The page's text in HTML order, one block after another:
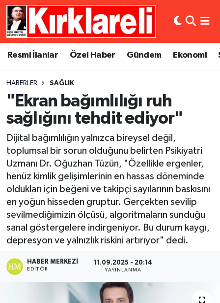
Resmi İlanlar Özel Haber Gündem Ekonomi
HABERLER SAĞLIK
"Ekran bağımlılığı ruh
sağlığını tehdit ediyor"
Dijital bağımlılığın yalnızca bireysel değil,
toplumsal bir sorun olduğunu belirten Psikiyatri
Uzmanı Dr. Oğuzhan Tüzün, "Özellikle ergenler,
henüz kimlik gelişimlerinin en hassas döneminde
oldukları için beğeni ve takipçi sayılarının baskısını
en yoğun hisseden gruptur. Gerçekten sevilip
sevilmediğimizin ölçüsü, algoritmaların sunduğu
sanal göstergelere indirgeniyor. Bu durum kaygı,
depresyon ve yalnızlık riskini artırıyor" dedi.
HABER MERKEZI
EDITÖR
11.09.2025 - 20:14
YAYINLANMA
Resmi İlanlar
Gündem
Ekonomi
Siyaset
Spor
Asayiş
Dünya
Eğitim
Kültür Sanat
Magazin
Medya
Sağlık
Künye
Gizlilik Sözleşmesi
Merkez Nöbetçi Eczaneler
Merkez Trafik Yoğunluk Haritası
Süper Lig Puan Durumu ve Fikstür
Tüm Manşetler
Son Dakika Haberleri
Haber Arşivi